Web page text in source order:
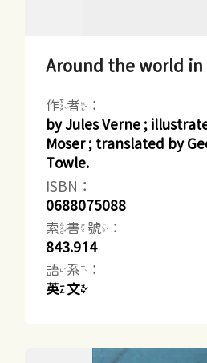
Around the world
作者：
by Jules Verne ;
Moser ; translated by
Towle.
ISBN：
0688075088
索書號：
843.914
語系：
英文